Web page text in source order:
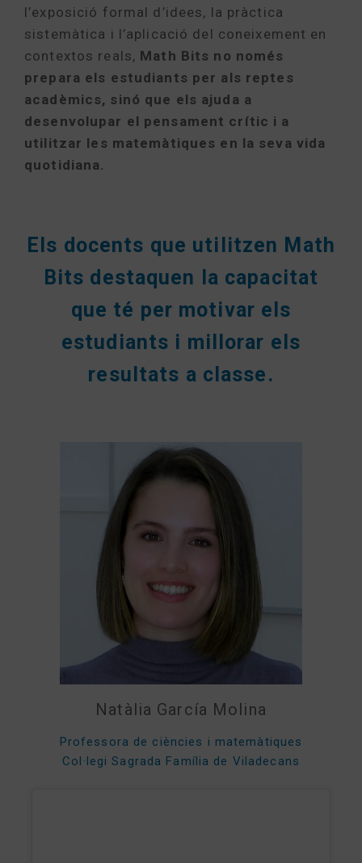
l’exposició formal d’idees, la pràctica
sistemàtica i l’aplicació del coneixement en
contextos reals, Math Bits no només
prepara els estudiants per als reptes
acadèmics, sinó que els ajuda a
desenvolupar el pensament crític i a
utilitzar les matemàtiques en la seva vida
quotidiana.
Els docents que utilitzen Math
Bits destaquen la capacitat
que té per motivar els
estudiants i millorar els
resultats a classe.
Natàlia García Molina
Professora de ciències i matemàtiques
Col·legi Sagrada Família de Viladecans